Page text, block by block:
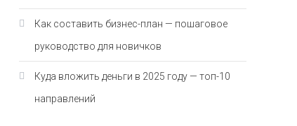
Как составить бизнес-план — пошаговое
руководство для новичков
Куда вложить деньги в 2025 году — топ-10
направлений